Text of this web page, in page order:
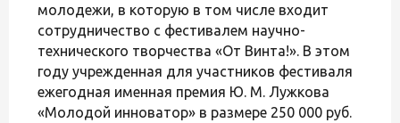
молодежи, в которую в том числе входит
сотрудничество с фестивалем научно-
технического творчества «От Винта!». В этом
году учрежденная для участников фестиваля
ежегодная именная премия Ю. М. Лужкова
«Молодой инноватор» в размере 250 000 руб.